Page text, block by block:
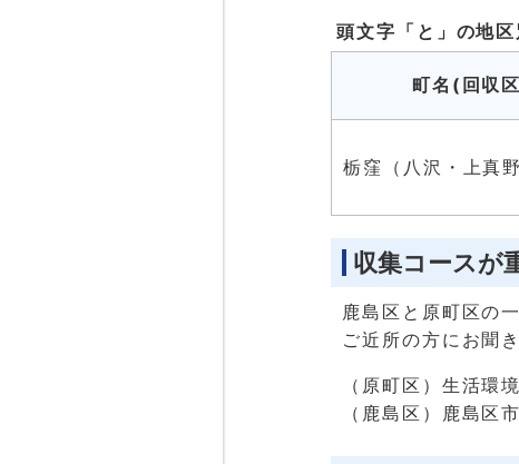
頭文字「 と 」の地
町名(回収
栃窪（八沢・上真野
収集コースが
鹿島区と原町区の
ご近所の方にお聞
（原町区）生活
（鹿島区）鹿島